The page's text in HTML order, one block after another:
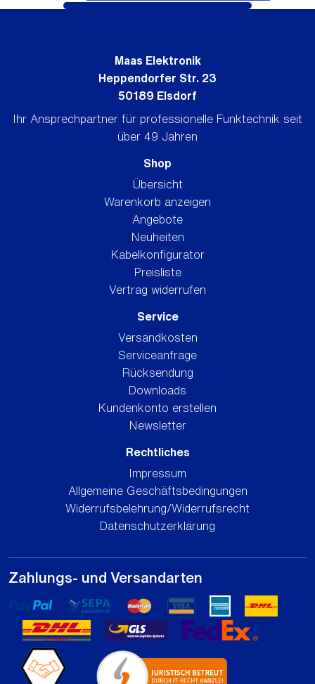
Shop
Übersicht
Warenkorb anzeigen
Angebote
Neuheiten
Kabelkonfigurator
Preisliste
Vertrag widerrufen
Service
Versandkosten
Serviceanfrage
Rücksendung
Downloads
Kundenkonto erstellen
Newsletter
Rechtliches
Impressum
Allgemeine Geschäftsbedingungen
Widerrufsbelehrung/Widerrufsrecht
Datenschutzerklärung
Maas Elektronik
Heppendorfer Str. 23
50189 Elsdorf
Ihr Ansprechpartner für professionelle Funktechnik seit
über 49 Jahren
Zahlungs- und Versandarten